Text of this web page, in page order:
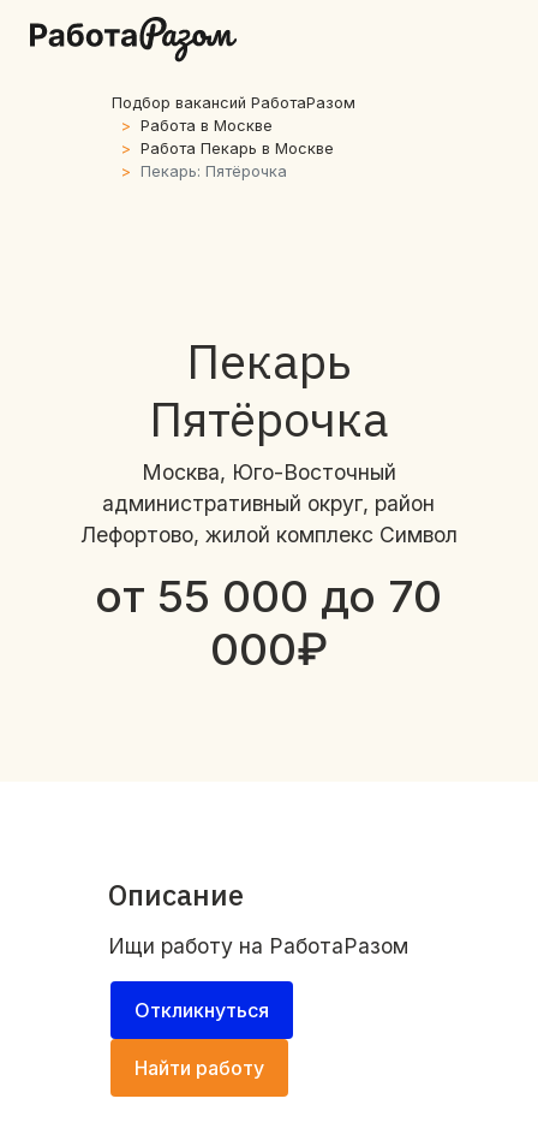
Подбор вакансий РаботаРазом
Работа в Москве
Работа Пекарь в Москве
Пекарь: Пятёрочка
Пекарь
Пятёрочка
Москва, Юго-Восточный
административный округ, район
Лефортово, жилой комплекс Символ
от 55 000 до 70
000₽
Описание
Ищи работу на РаботаРазом
Откликнуться
Найти работу